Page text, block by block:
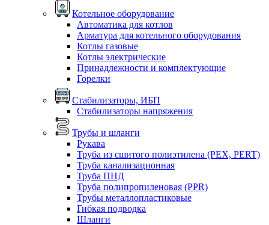
Котельное оборудование
Автоматика для котлов
Арматура для котельного оборудования
Котлы газовые
Котлы электрические
Принадлежности и комплектующие
Горелки
Стабилизаторы, ИБП
Стабилизаторы напряжения
Трубы и шланги
Рукава
Труба из сшитого полиэтилена (PEX, PERT)
Труба канализационная
Труба ПНД
Труба полипропиленовая (PPR)
Трубы металлопластиковые
Гибкая подводка
Шланги